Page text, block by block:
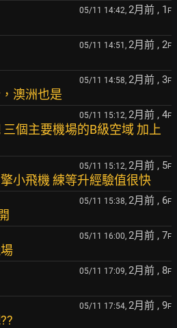
05/11 14:42, 2月前 , 1 F
05/11 14:51, 2月前 , 2F
05/11 14:58, 2月前 , 3F
澳洲也是
05/11 15:12, 2月前 , 4F
個主要機場的B級空域 加上
05/11 15:12, 2月前 , 5F
小飛機 練等升經驗值很快
05/11 15:38, 2月前 , 6F
05/11 16:00, 2月前 , 7F
05/11 17:09, 2月前 , 8F
05/11 17:54, 2月前 , 9F